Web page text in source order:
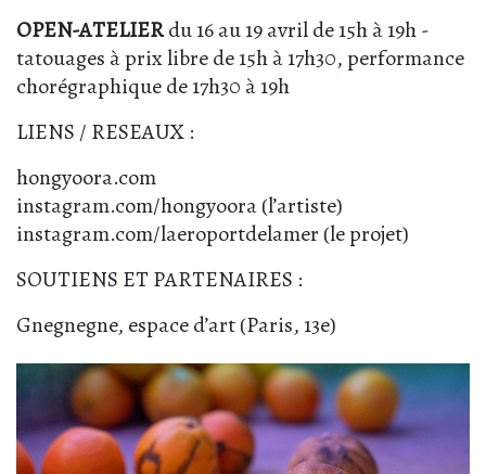
OPEN-ATELIERdu 16 au 19 avril de 15h à 19h -
tatouages à prix libre de 15h à 17h30, performance
chorégraphique de 17h30 à 19h
LIENS / RESEAUX :
hongyoora.com
instagram.com/hongyoora (l’artiste)
instagram.com/laeroportdelamer (le projet)
SOUTIENS ET PARTENAIRES :
Gnegnegne, espace d’art (Paris, 13e)